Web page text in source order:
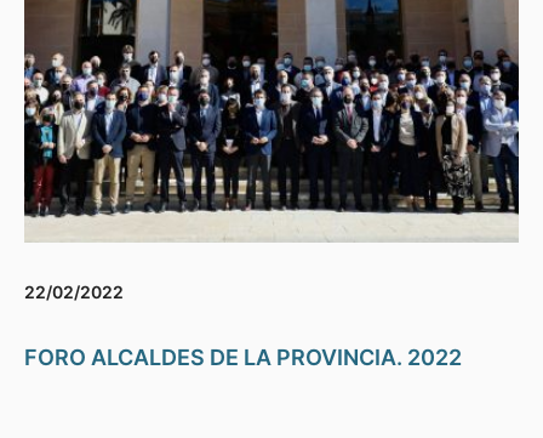
22/02/2022
FORO ALCALDES DE LA PROVINCIA. 2022